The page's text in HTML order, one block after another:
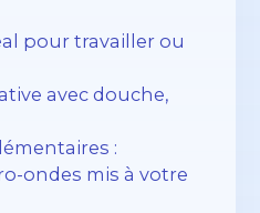
pour travailler ou
avec douche,
:
ondes mis à votre